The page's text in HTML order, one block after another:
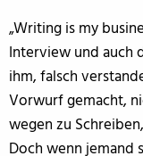
„Writing is my
Interview und auch
ihm, falsch
Vorwurf gemacht,
wegen zu
Doch wenn jemand